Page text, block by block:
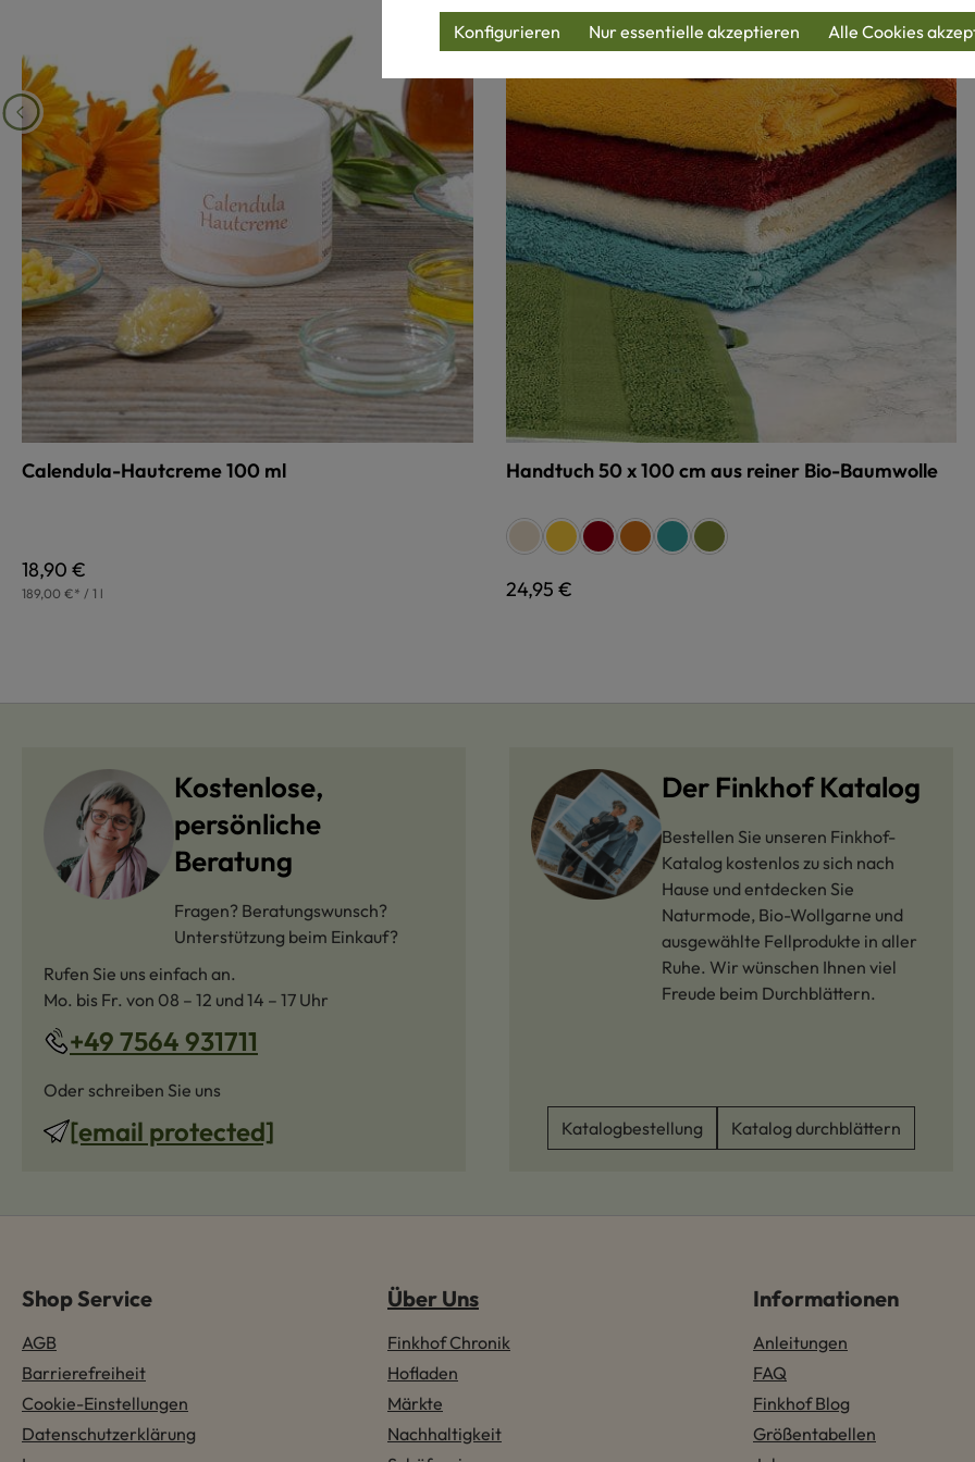
Calendula-Hautcreme 100 ml
Regulärer Preis:
18,90 €
189,00 €* / 1 l
Handtuch 50 x 100 cm aus reiner Bio-Baumwolle
Farbeauswählen
naturweiß
gelb rot terra türkis grün
Regulärer Preis:
24,95 €
Kostenlose,
persönliche
Beratung
Fragen? Beratungswunsch?
Unterstützung beim Einkauf?
Rufen Sie uns einfach an.
Mo. bis Fr. von 08 – 12 und 14 – 17 Uhr
+49 7564 931711
Oder schreiben Sie uns
[email protected]
Der Finkhof Katalog
Bestellen Sie unseren Finkhof-
Katalog kostenlos zu sich nach
Hause und entdecken Sie
Naturmode, Bio-Wollgarne und
ausgewählte Fellprodukte in aller
Ruhe. Wir wünschen Ihnen viel
Freude beim Durchblättern.
Katalogbestellung Katalog durchblättern
Shop Service
AGB
Barrierefreiheit
Cookie-Einstellungen
Datenschutzerklärung
Über Uns
Finkhof Chronik
Hofladen
Märkte
Nachhaltigkeit
Informationen
Anleitungen
FAQ
Finkhof Blog
Größentabellen
Nur essentielle akzeptieren
Konfigurieren Alle Cookies